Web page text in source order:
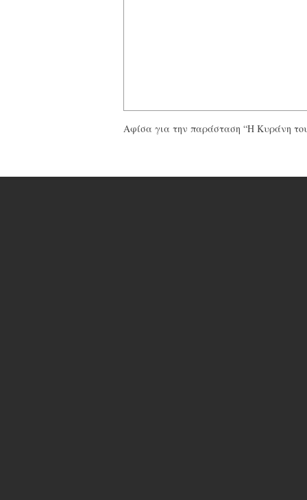
Αφίσα για την παράσταση “Η Κυράνη